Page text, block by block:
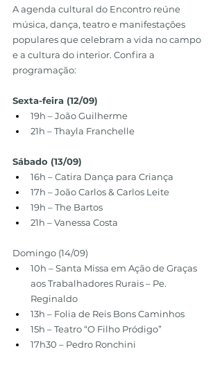
A agenda cultural do Encontro reúne
música, dança, teatro e manifestações
populares que celebram a vida no campo
e a cultura do interior. Confira a
programação:
Sexta-feira (12/09)
19h – João Guilherme
21h – Thayla Franchelle
Sábado (13/09)
16h – Catira Dança para Criança
17h – João Carlos & Carlos Leite
19h – The Bartos
21h – Vanessa Costa
Domingo (14/09)
10h – Santa Missa em Ação de Graças
aos Trabalhadores Rurais – Pe.
Reginaldo
13h – Folia de Reis Bons Caminhos
15h – Teatro “O Filho Pródigo”
17h30 – Pedro Ronchini